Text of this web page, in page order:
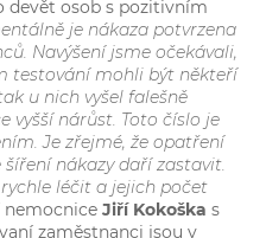
devět osob s pozitivním
je nákaza potvrzena
Navýšení jsme očekávali,
testování mohli být někteří
u nich vyšel falešně
vyšší nárůst. Toto číslo je
Je zřejmé, že opatření
nákazy daří zastavit.
léčit a jejich počet
Jiří Kokoška s
zaměstnanci jsou v